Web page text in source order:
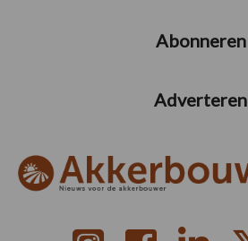
Abonneren
Adverteren